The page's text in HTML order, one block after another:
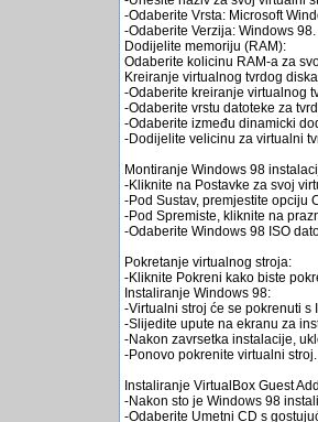
-Odaberite Vrsta: Microsoft
-Odaberite Verzija: Windows 98.
Dodijelite memoriju (RAM):
Odaberite kolicinu RAM-a za
Kreiranje virtualnog tvrdog
-Odaberite kreiranje virtualnog
-Odaberite vrstu datoteke za
-Odaberite između dinamicki
-Dodijelite velicinu za virtualni
Montiranje Windows 98
-Kliknite na Postavke za svoj
-Pod Sustav, premjestite opciju
-Pod Spremiste, kliknite na
-Odaberite Windows 98 ISO
Pokretanje virtualnog stroja:
-Kliknite Pokreni kako biste
Instaliranje Windows 98:
-Virtualni stroj će se pokrenuti s
-Slijedite upute na ekranu za
-Nakon zavrsetka instalacije,
-Ponovo pokrenite virtualni stroj.
Instaliranje VirtualBox Guest
-Nakon sto je Windows 98
-Odaberite Umetni CD s